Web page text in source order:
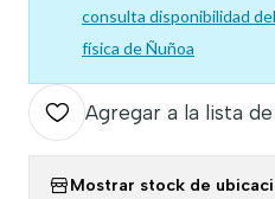
consulta disponibilidad
física de Ñuñoa
Agregar a la lista
Mostrar stock de